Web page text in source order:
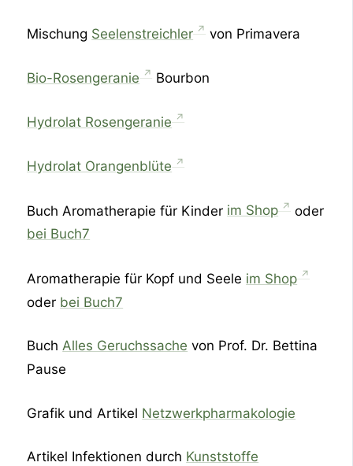
Mischung Seelenstreichler von Primavera
Bio-Rosengeranie Bourbon
Hydrolat Rosengeranie
Hydrolat Orangenblüte
Buch Aromatherapie für Kinder im Shop
oder
bei Buch7
Aromatherapie für Kopf und Seele im Shop
oder bei Buch7
BuchAlles Geruchssache von Prof. Dr. Bettina
Pause
Grafik und Artikel Netzwerkpharmakologie
Artikel Infektionen durch Kunststoffe